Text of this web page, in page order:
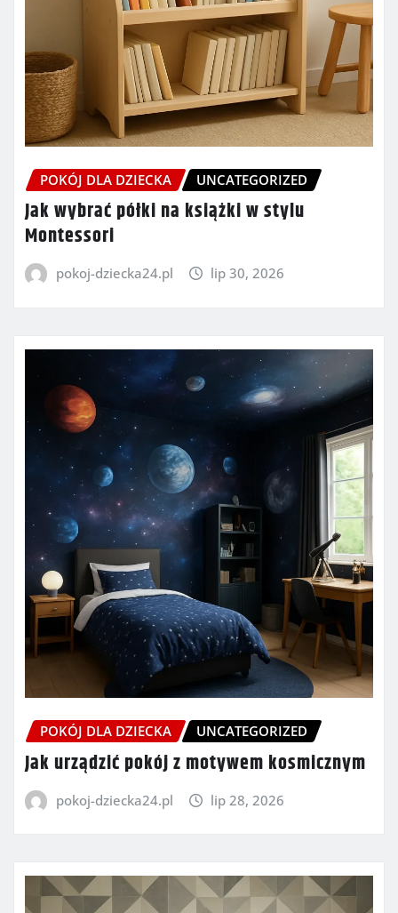
POKÓJ DLA DZIECKA UNCATEGORIZED
Jak wybrać półki na książki w stylu
Montessori
pokoj-dziecka24.pl lip 30, 2026
POKÓJ DLA DZIECKA UNCATEGORIZED
Jak urządzić pokój z motywem kosmicznym
pokoj-dziecka24.pl lip 28, 2026